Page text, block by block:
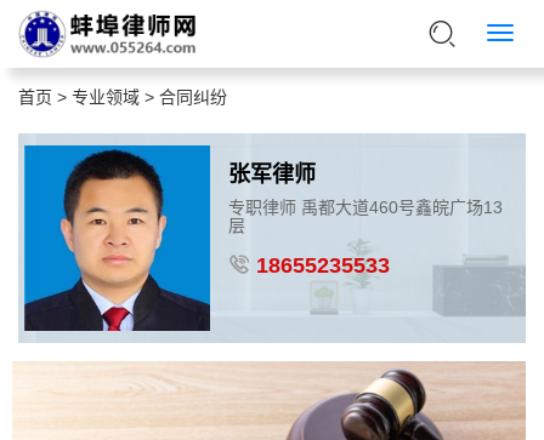
首页 > 专业领域 > 合同纠纷
张军律师
专职律师 禹都大道460号鑫皖广场13
层
18655235533